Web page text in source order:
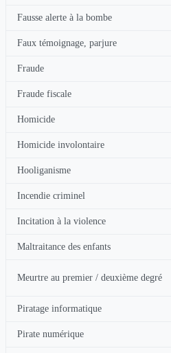
Fausse alerte à la bombe
Faux témoignage, parjure
Fraude
Fraude fiscale
Homicide
Homicide involontaire
Hooliganisme
Incendie criminel
Incitation à la violence
Maltraitance des enfants
Meurtre au premier / deuxième degré
Piratage informatique
Pirate numérique